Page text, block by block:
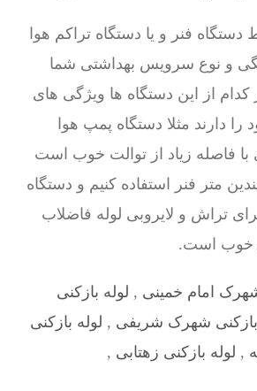
دستگاه فنر و یا دستگاه تراکم هوا
و نوع سرویس بهداشتی شما
از این دستگاه ها ویژگی های
دارند مثلا دستگاه پمپ هوا
فاصله زیاد از توالت خوب است
متر فنر استفاده کنیم و دستگاه
تراش و لایروبی لوله فاضلاب
خوب است.
امام خمینی , لوله بازکنی
بازکنی شهرک شریفی , لوله بازکنی
, لوله بازکنی زهتابی ,